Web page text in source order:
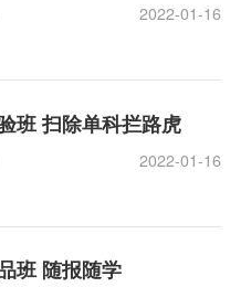
2022-01-16
班 扫除单科拦路虎
2022-01-16
班 随报随学